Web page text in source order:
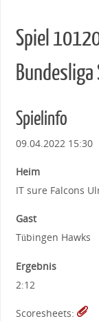
Spiel
Bundesliga
Spielinfo
09.04.2022 15:30
Heim
IT sure Falcons
Gast
Tübingen Hawks
Ergebnis
2:12
Scoresheets: